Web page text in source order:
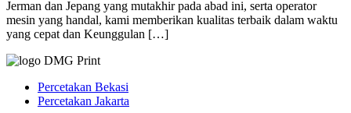
Jerman dan Jepang yang mutakhir pada abad ini, serta operator
mesin yang handal, kami memberikan kualitas terbaik dalam waktu
yang cepat dan Keunggulan […]
Percetakan Bekasi
Percetakan Jakarta